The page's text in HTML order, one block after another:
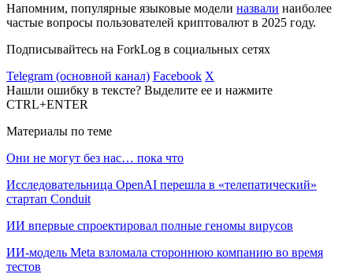
Напомним, популярные языковые модели назвали наиболее
частые вопросы пользователей криптовалют в 2025 году.
Подписывайтесь на ForkLog в социальных сетях
Telegram (основной канал) Facebook X
Нашли ошибку в тексте? Выделите ее и нажмите
CTRL+ENTER
Материалы по теме
Они не могут без нас… пока что
Исследовательница OpenAI перешла в «телепатический»
стартап Conduit
ИИ впервые спроектировал полные геномы вирусов
ИИ-модель Meta взломала стороннюю компанию во время
тестов